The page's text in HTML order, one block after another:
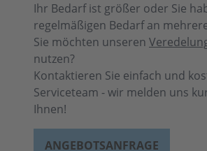
Ihr Bedarf ist größer oder Sie
regelmäßigen Bedarf an
Sie möchten unseren
nutzen?
Kontaktieren Sie einfach und
Serviceteam - wir melden uns
Ihnen!
ANGEBOTSANFRAGE